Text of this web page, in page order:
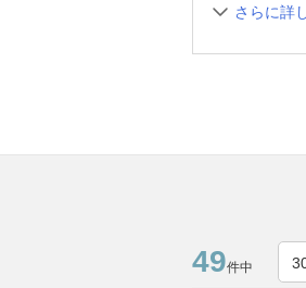
さらに詳
49件中